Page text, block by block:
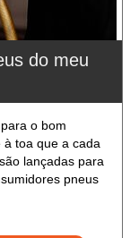
do meu
o bom
toa que a cada
lançadas para
pneus